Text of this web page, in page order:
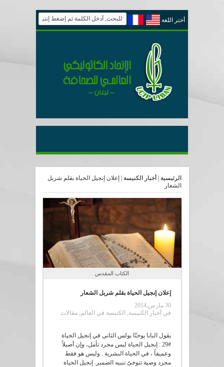
أختر اللغة
الرئيسية أخبار الكنيسة
إعلان إنجيل الحياة بقلم شربل
الشعار
الكتاب المقدس
إعلان إنجيل الحياة بقلم شربل الشعار
30 مارس,2014
في أخبار الكنيسة الكنيسة في العالم ,مقالات
يقول البابا يوحنّا بولس الثاني في إنجيل الحياة
#29 : إنجيل الحياة ليس مجرد تأمل، وإن أصيلاً
وعميقاً ، في الحياة البشرية . وليس هو فقط
مجرد وصية تتوخىّ تنبيه الضمير. إنجيل الحياة